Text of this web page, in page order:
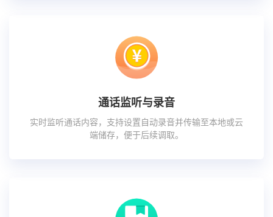
通话监听与录音
实时监听通话内容，支持设置自动录音并传输至本地或云
端储存，便于后续调取。